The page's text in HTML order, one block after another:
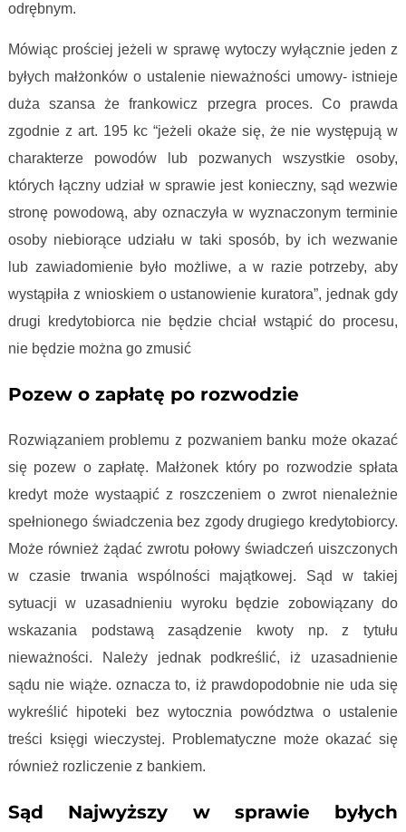
odrębnym.
Mówiąc prościej jeżeli w sprawę wytoczy wyłącznie jeden z
byłych małżonków o ustalenie nieważności umowy- istnieje
duża szansa że frankowicz przegra proces. Co prawda
zgodnie z art. 195 kc “jeżeli okaże się, że nie występują w
charakterze powodów lub pozwanych wszystkie osoby,
których łączny udział w sprawie jest konieczny, sąd wezwie
stronę powodową, aby oznaczyła w wyznaczonym terminie
osoby niebiorące udziału w taki sposób, by ich wezwanie
lub zawiadomienie było możliwe, a w razie potrzeby, aby
wystąpiła z wnioskiem o ustanowienie kuratora”, jednak gdy
drugi kredytobiorca nie będzie chciał wstąpić do procesu,
nie będzie można go zmusić
Pozew o zapłatę po rozwodzie
Rozwiązaniem problemu z pozwaniem banku może okazać
się pozew o zapłatę. Małżonek który po rozwodzie spłata
kredyt może wystaąpić z roszczeniem o zwrot nienależnie
spełnionego świadczenia bez zgody drugiego kredytobiorcy.
Może również żądać zwrotu połowy świadczeń uiszczonych
w czasie trwania wspólności majątkowej. Sąd w takiej
sytuacji w uzasadnieniu wyroku będzie zobowiązany do
wskazania podstawą zasądzenie kwoty np. z tytułu
nieważności. Należy jednak podkreślić, iż uzasadnienie
sądu nie wiąże. oznacza to, iż prawdopodobnie nie uda się
wykreślić hipoteki bez wytocznia powództwa o ustalenie
treści księgi wieczystej. Problematyczne może okazać się
również rozliczenie z bankiem.
Sąd Najwyższy w sprawie byłych